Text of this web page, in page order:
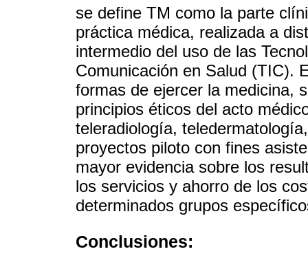
se define TM como la parte
práctica médica, realizada a
intermedio del uso de las
Comunicación en Salud (TIC).
formas de ejercer la medicina,
principios éticos del acto
teleradiología,
proyectos piloto con fines
mayor evidencia sobre los
los servicios y ahorro de los
determinados grupos
Conclusiones: